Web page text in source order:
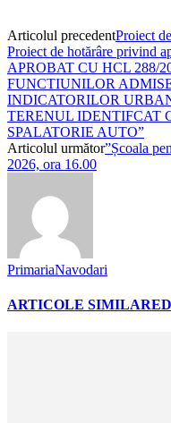
Articolul precedentProiect
Proiect de hotărâre privind
APROBAT CU HCL 288/
FUNCTIUNILOR
INDICATORILOR
TERENUL IDENTIFCAT
SPALATORIE AUTO”
Articolul următor”Școala
2026, ora 16.00
PrimariaNavodari
ARTICOLE SIMILARE